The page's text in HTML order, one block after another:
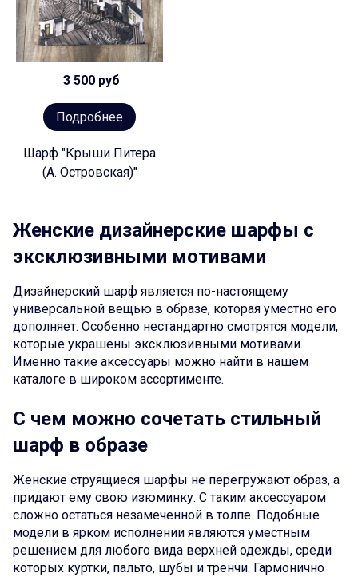
3 500 руб
Подробнее
Шарф "Крыши Питера
(А. Островская)"
Женские дизайнерские шарфы с
эксклюзивными мотивами
Дизайнерский шарф является по-настоящему
универсальной вещью в образе, которая уместно его
дополняет. Особенно нестандартно смотрятся модели,
которые украшены эксклюзивными мотивами.
Именно такие аксессуары можно найти в нашем
каталоге в широком ассортименте.
С чем можно сочетать стильный
шарф в образе
Женские струящиеся шарфы не перегружают образ, а
придают ему свою изюминку. С таким аксессуаром
сложно остаться незамеченной в толпе. Подобные
модели в ярком исполнении являются уместным
решением для любого вида верхней одежды, среди
которых куртки, пальто, шубы и тренчи. Гармонично